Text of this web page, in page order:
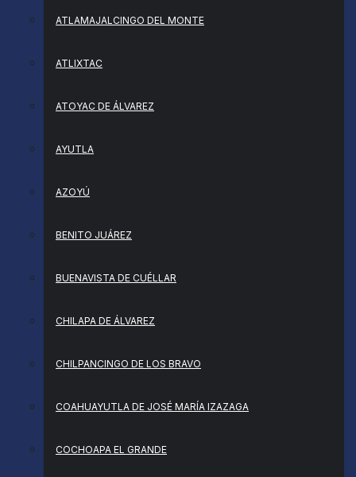
ATLAMAJALCINGO DEL MONTE
ATLIXTAC
ATOYAC DE ÁLVAREZ
AYUTLA
AZOYÚ
BENITO JUÁREZ
BUENAVISTA DE CUÉLLAR
CHILAPA DE ÁLVAREZ
CHILPANCINGO DE LOS BRAVO
COAHUAYUTLA DE JOSÉ MARÍA IZAZAGA
COCHOAPA EL GRANDE